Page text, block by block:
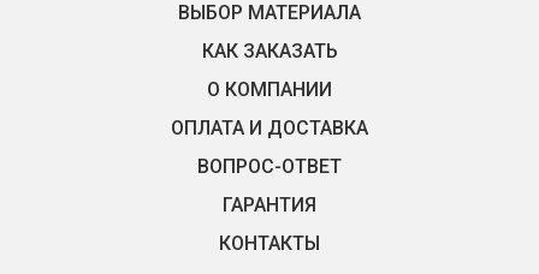
ВЫБОР МАТЕРИАЛА
КАК ЗАКАЗАТЬ
О КОМПАНИИ
ОПЛАТА И ДОСТАВКА
ВОПРОС-ОТВЕТ
ГАРАНТИЯ
КОНТАКТЫ